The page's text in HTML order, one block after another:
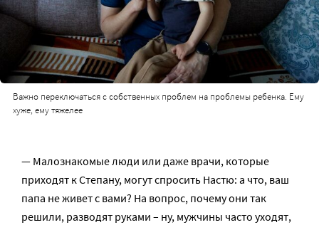
Важно переключаться с собственных проблем на проблемы ребенка. Ему
хуже, ему тяжелее
— Малознакомые люди или даже врачи, которые
приходят к Степану, могут спросить Настю: а что, ваш
папа не живет с вами? На вопрос, почему они так
решили, разводят руками – ну, мужчины часто уходят,